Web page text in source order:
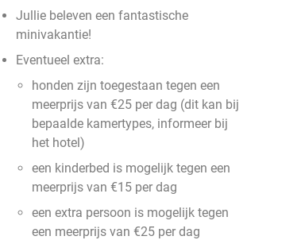
Jullie beleven een fantastische
minivakantie!
Eventueel extra:
honden zijn toegestaan tegen een
meerprijs van €25 per dag (dit kan bij
bepaalde kamertypes, informeer bij
het hotel)
een kinderbed is mogelijk tegen een
meerprijs van €15 per dag
een extra persoon is mogelijk tegen
een meerprijs van €25 per dag